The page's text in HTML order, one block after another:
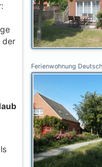
der
Ferienwohnung